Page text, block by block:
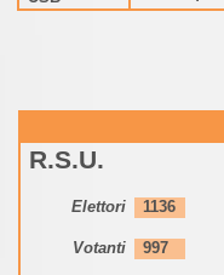
R.S.U.
Elettori 1136
Votanti 997